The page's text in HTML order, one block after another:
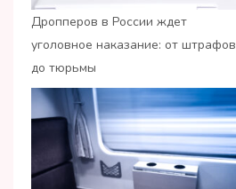
Дропперов в России ждет
уголовное наказание: от штрафов
до тюрьмы